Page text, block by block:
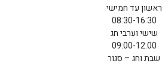
ראשון עד חמישי
08:30-16:30
שישי וערבי חג
09:00-12:00
שבת וחג – סגור